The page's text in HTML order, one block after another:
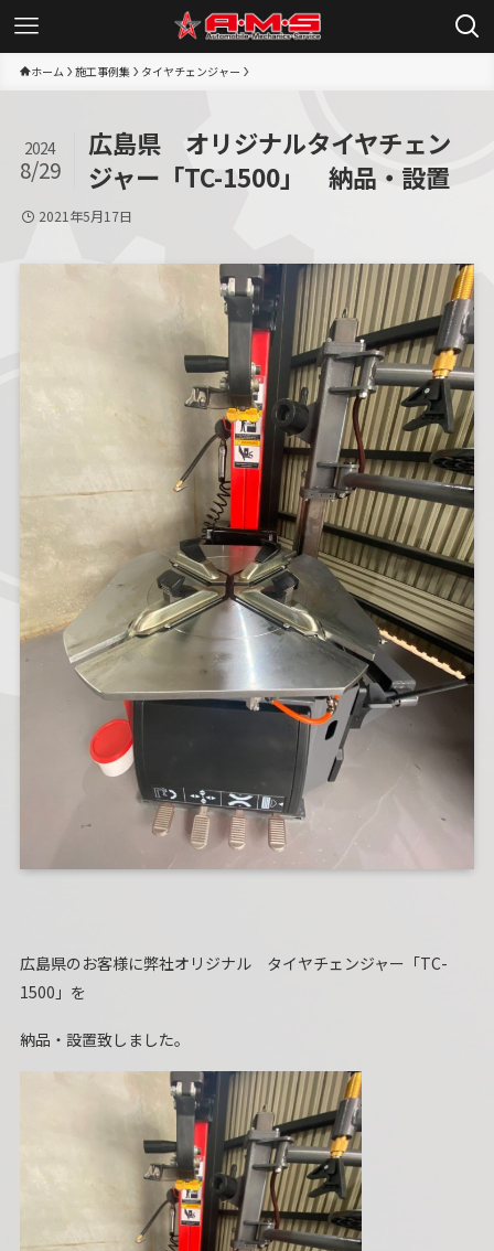
ホーム 施工事例集 タイヤチェンジャー
広島県 オリジナルタイヤチェン
ジャー「TC-1500」 納品・設置
2024
8/29
2021年5月17日
広島県のお客様に弊社オリジナル タイヤチェンジャー「TC-
1500」を
納品・設置致しました。